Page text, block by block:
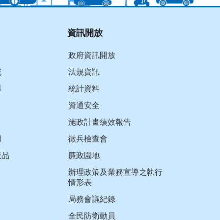
資訊開放
政府資訊開放
法規資訊
統計資料
資通安全
施政計畫績效報告
徵兵檢查會
廉政園地
辦理政策及業務宣導之執行
情形表
局務會議紀錄
全民防衛動員